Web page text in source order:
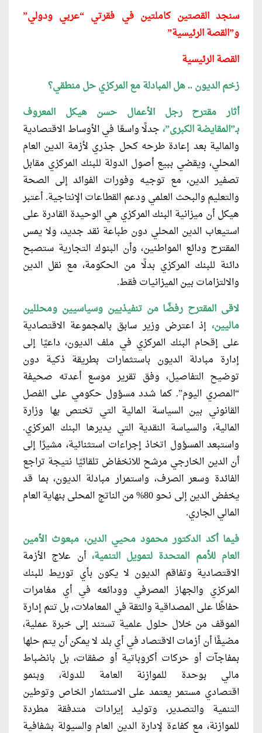
سنجد القصتين كاملتين في فقرتي “عربي ودولي”
و”القصة الرئيسية”
القصة الرئيسية
زخم الديون .. هل المبادلة مع المركزي حل منطقي؟
أثار مقترح رجل الأعمال حسن هيكل المعروف
بـ”المقايضة الكبرى”،جدلًا واسعًا في الأوساط الاقتصادية
والمالية بعد إعادة طرحه كحل جذري لأزمة الدين العام
المحلي، ويقضي ببيع أصول الدولة للبنك المركزي مقابل
تصفير الدين، مع توجيه وفورات الفوائد إلى الصحة
والتعليم والبحث العلمي ودعم القطاعات الإنتاجية. أعتبر
هيكل أن ميزانية البنك المركزي هي الوحيدة القادرة على
استيعاب الدين المحلي دون طباعة نقد جديد، ولا يمس
المقترح ودائع المواطنين، وأن البنوك التجارية ستصبح
دائنة للبنك المركزي بدلًا من الحكومة، مع نقل الدين
والالتزامات بين الميزانيات فقط.
لاقى المقترح رفضًا من تنفيذيين وسياسيين ومحللين
ماليين، إذ اعترض وزير سابق بالمجموعة الاقتصادية
على إقحام البنك المركزي في ملف الديون، داعيًا إلى
إدارة مبادلة الديون باستثمارات بطريقة ذكية دون
توضيح التفاصيل، وفق تقرير موسع أعدته صحيفة
“المصري اليوم”. كما شدد مسؤول حكومي على الفصل
القانوني بين السياسة المالية التي تختص بها وزارة
المالية، والسياسة النقدية التي يديرها البنك المركزي.
واستبعد المسؤول اتخاذ إجراءات استثنائية، مشيرًا إلى
أن الدين الخارجي مرشح للانخفاض تلقائيًا نتيجة تراجع
الفائدة وسعر الصرف، واستمرار مبادلة الديون، بما قد
يخفض الدين إلى نحو 80% من الناتج المحلى بنهاية العام
المالي الجاري.
فيما أكد الدكتور محمود محيي الدين، مبعوث الأمين
العام للأمم المتحدة لتمويل التنمية، أن علاج الأزمة
الاقتصادية وتفاقم الديون لا يكون بأي توريط للبنك
المركزي والجهاز المصرفي وودائعه في أي مغامرات
حفاظًا على المصداقية والثقة في المعاملات، بل تتم إدارة
الموقف من خلال حلول علمية تستند إلى خبرة عملية،
مضيفًا أن أزمات الاقتصاد في أي بلد لا يمكن أن يتم حلها
بمفاجآت أو حركات أكروباتية أو صفقات، بل بانضباط
مالي بوحدة للموازنة العامة للدولة، وبنمو
اقتصادي مستمر يعتمد على الاستثمار الخاص وتوطين
التنمية والتصدير، وتوليد إيرادات متدفقة مطردة
للموازنة، مع كفاءة لإدارة الدين العام والسيولة بشفافية